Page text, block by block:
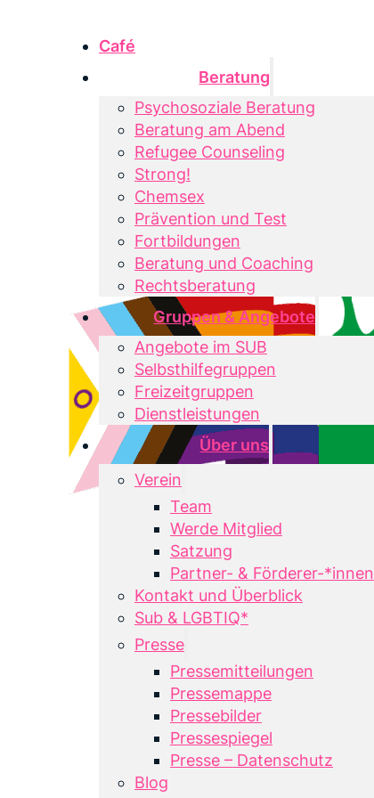
Café
Beratung
Psychosoziale Beratung
Beratung am Abend
Refugee Counseling
Strong!
Chemsex
Prävention und Test
Fortbildungen
Beratung und Coaching
Rechtsberatung
Gruppen & Angebote
Angebote im SUB
Selbsthilfegruppen
Freizeitgruppen
Dienstleistungen
Über uns
Verein
Team
Werde Mitglied
Satzung
Partner- & Förderer-*innen
Kontakt und Überblick
Sub & LGBTIQ*
Presse
Pressemitteilungen
Pressemappe
Pressebilder
Pressespiegel
Presse – Datenschutz
Blog